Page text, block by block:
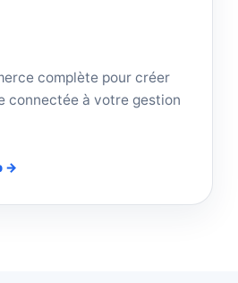
complète pour créer
connectée à votre gestion
→